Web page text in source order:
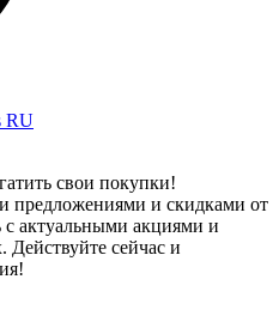
RU
свои покупки!
предложениями и скидками от
с актуальными акциями и
Действуйте сейчас и